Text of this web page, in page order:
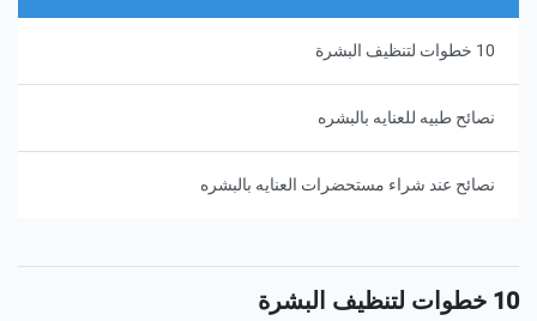
10 خطوات لتنظيف البشرة
نصائح طبيه للعنايه بالبشره
نصائح عند شراء مستحضرات العنايه بالبشره
10 خطوات لتنظيف البشرة